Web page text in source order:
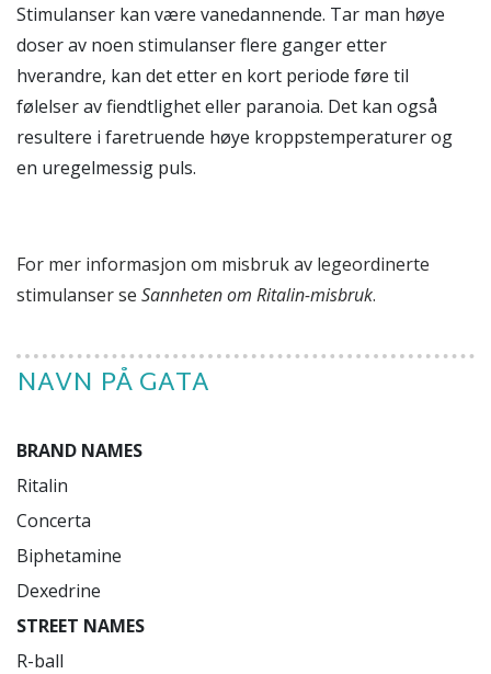
Stimulanser kan være vanedannende. Tar man høye
doser av noen stimulanser flere ganger etter
hverandre, kan det etter en kort periode føre til
følelser av fiendtlighet eller paranoia. Det kan også
resultere i faretruende høye kroppstemperaturer og
en uregelmessig puls.
For mer informasjon om misbruk av legeordinerte
stimulanser se Sannheten om Ritalin-misbruk.
NAVN PÅ GATA
BRAND NAMES
Ritalin
Concerta
Biphetamine
STREET NAMES
R-ball